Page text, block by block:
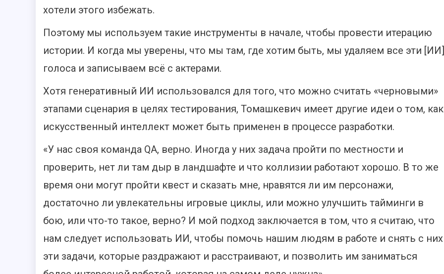
хотели этого избежать.
Поэтому мы используем такие инструменты в начале, чтобы провести итерацию
истории. И когда мы уверены, что мы там, где хотим быть, мы удаляем все эти [ИИ]
голоса и записываем всё с актерами.
Хотя генеративный ИИ использовался для того, что можно считать «черновыми»
этапами сценария в целях тестирования, Томашкевич имеет другие идеи о том, как
искусственный интеллект может быть применен в процессе разработки.
«У нас своя команда QA, верно. Иногда у них задача пройти по местности и
проверить, нет ли там дыр в ландшафте и что коллизии работают хорошо. В то же
время они могут пройти квест и сказать мне, нравятся ли им персонажи,
достаточно ли увлекательны игровые циклы, или можно улучшить тайминги в
бою, или что-то такое, верно? И мой подход заключается в том, что я считаю, что
нам следует использовать ИИ, чтобы помочь нашим людям в работе и снять с них
эти задачи, которые раздражают и расстраивают, и позволить им заниматься